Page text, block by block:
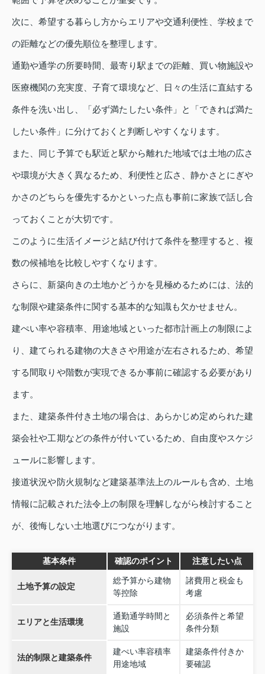
次に、希望する暮らし方からエリアや交通利便性、学校まで
の距離などの優先順位を整理します。
通勤や通学の所要時間、最寄り駅までの距離、買い物施設や
医療機関の充実度、子育て環境など、日々の生活に直結する
条件を洗い出し、「必ず満たしたい条件」と「できれば満た
したい条件」に分けておくと判断しやすくなります。
また、同じ予算でも駅近と駅から離れた地域では土地の広さ
や環境が大きく異なるため、利便性と広さ、静かさとにぎや
かさのどちらを優先するかといった点も事前に家族で話し合
っておくことが大切です。
このように生活イメージと結び付けて条件を整理すると、複
数の候補地を比較しやすくなります。
さらに、新築向きの土地かどうかを見極めるためには、法的
な制限や建築条件に関する基本的な知識も欠かせません。
建ぺい率や容積率、用途地域といった都市計画上の制限によ
り、建てられる建物の大きさや用途が左右されるため、希望
する間取りや階数が実現できるか事前に確認する必要があり
ます。
また、建築条件付き土地の場合は、あらかじめ定められた建
築会社や工期などの条件が付いているため、自由度やスケジ
ュールに影響します。
接道状況や防火規制など建築基準法上のルールも含め、土地
情報に記載された法令上の制限を理解しながら検討すること
が、後悔しない土地選びにつながります。
基本条件 確認のポイント 注意したい点
土地予算の設定
総予算から建物
等控除
諸費用と税金も
考慮
エリアと生活環境
通勤通学時間と
施設
必須条件と希望
条件分類
法的制限と建築条件
建ぺい率容積率
用途地域
建築条件付きか
要確認